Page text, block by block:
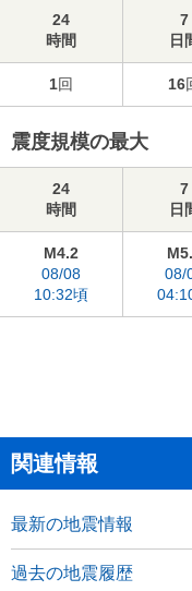
24
時間
7
日
1回 16
震度規模の最大
24
時間
7
日
M4.2
08/08
10:32頃
08/
関連情報
最新の地震情報
過去の地震履歴